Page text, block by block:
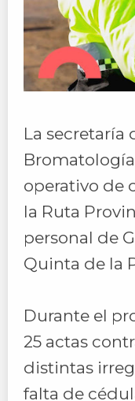
La secretaría
operativo de
la Ruta
personal de
Quinta de la
Durante el
25 actas
distintas
falta de